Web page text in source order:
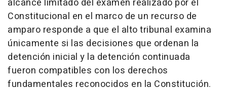
alcance limitado del examen realizado por el
Constitucional en el marco de un recurso de
amparo responde a que el alto tribunal examina
únicamente si las decisiones que ordenan la
detención inicial y la detención continuada
fueron compatibles con los derechos
fundamentales reconocidos en la Constitución.